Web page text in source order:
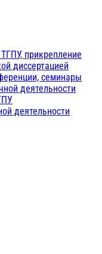
прикрепление
диссертацией
семинары
деятельности
деятельности